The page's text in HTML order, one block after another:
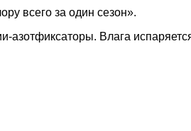
всего за один сезон».
азотфиксаторы. Влага